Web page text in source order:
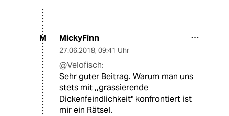
M MickyFinn
27.06.2018, 09:41 Uhr
@Velofisch:
Sehr guter Beitrag. Warum man uns
stets mit ,,grassierende
Dickenfeindlichkeit" konfrontiert ist
mir ein Rätsel.